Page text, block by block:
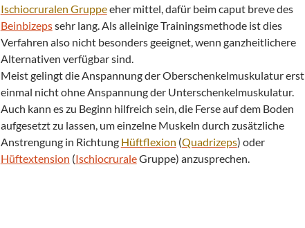
Ischiocruralen Gruppeeher mittel, dafür beim caput breve des
Beinbizepssehr lang. Als alleinige Trainingsmethode ist dies
Verfahren also nicht besonders geeignet, wenn ganzheitlichere
Alternativen verfügbar sind.
Meist gelingt die Anspannung der Oberschenkelmuskulatur erst
einmal nicht ohne Anspannung der Unterschenkelmuskulatur.
Auch kann es zu Beginn hilfreich sein, die Ferse auf dem Boden
aufgesetzt zu lassen, um einzelne Muskeln durch zusätzliche
Anstrengung in Richtung Hüftflexion (Quadrizeps) oder
Hüftextension (IschiocruraleGruppe) anzusprechen.